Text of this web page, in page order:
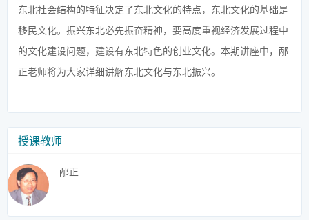
东北社会结构的特征决定了东北文化的特点，东北文化的基础是
移民文化。振兴东北必先振奋精神，要高度重视经济发展过程中
的文化建设问题，建设有东北特色的创业文化。本期讲座中，邴
正老师将为大家详细讲解东北文化与东北振兴。
授课教师
邴正